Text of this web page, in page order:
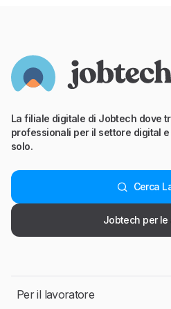
La filiale digitale di Jobtech dove
professionali per il settore digital
solo.
Cerca
Jobtech per le
Per il lavoratore